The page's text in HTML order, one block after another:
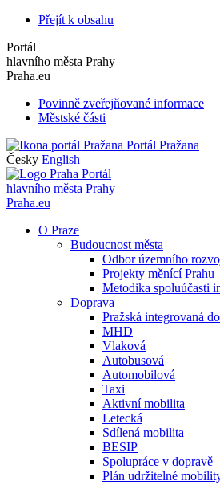
Přejít k obsahu
Portál
hlavního města Prahy
Praha.eu
Povinně zveřejňované informace
Městské části
Portál Pražana
Česky English
Portál
hlavního města Prahy
Praha.eu
O Praze
Budoucnost města
Odbor územního
Projekty měnící Prahu
Metodika spoluúčasti
Doprava
Pražská integrovaná
MHD
Vlaková
Autobusová
Automobilová
Taxi
Aktivní mobilita
Letecká
Sdílená mobilita
BESIP
Spolupráce v dopravě
Plán udržitelné